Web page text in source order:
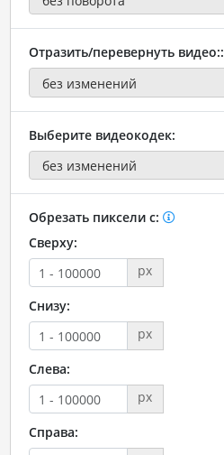
Отразить/перевернуть видео::
Выберите видеокодек:
Обрезать пиксели с:
Сверху:
px
Снизу:
px
Слева:
px
Справа: